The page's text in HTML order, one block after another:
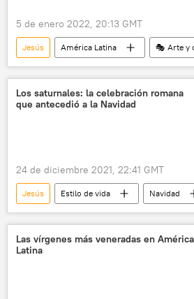
5 de enero 2022, 20:13 GMT
Jesús América Latina
🎭 Arte y
Belén
gastronomía
Judea
Hernán Cortés
México
Los saturnales: la celebración romana
que antecedió a la Navidad
24 de diciembre 2021, 22:41 GMT
Jesús Estilo de vida
Navidad
🎭 Arte y cultura
historia
Imperio romano
Roma
Las vírgenes más veneradas en América
Latina